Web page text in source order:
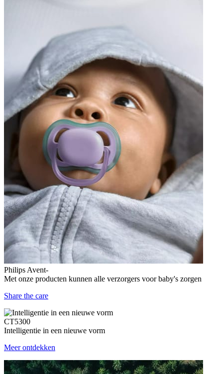
Philips Avent-
Met onze producten kunnen alle verzorgers voor baby's zorgen
Share the care
CT5300
Intelligentie in een nieuwe vorm
Meer ontdekken